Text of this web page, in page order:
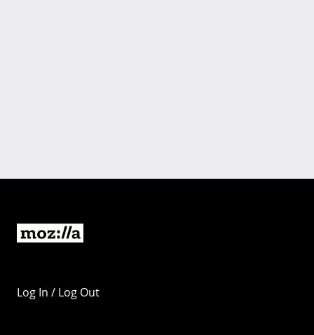
Log In / Log Out